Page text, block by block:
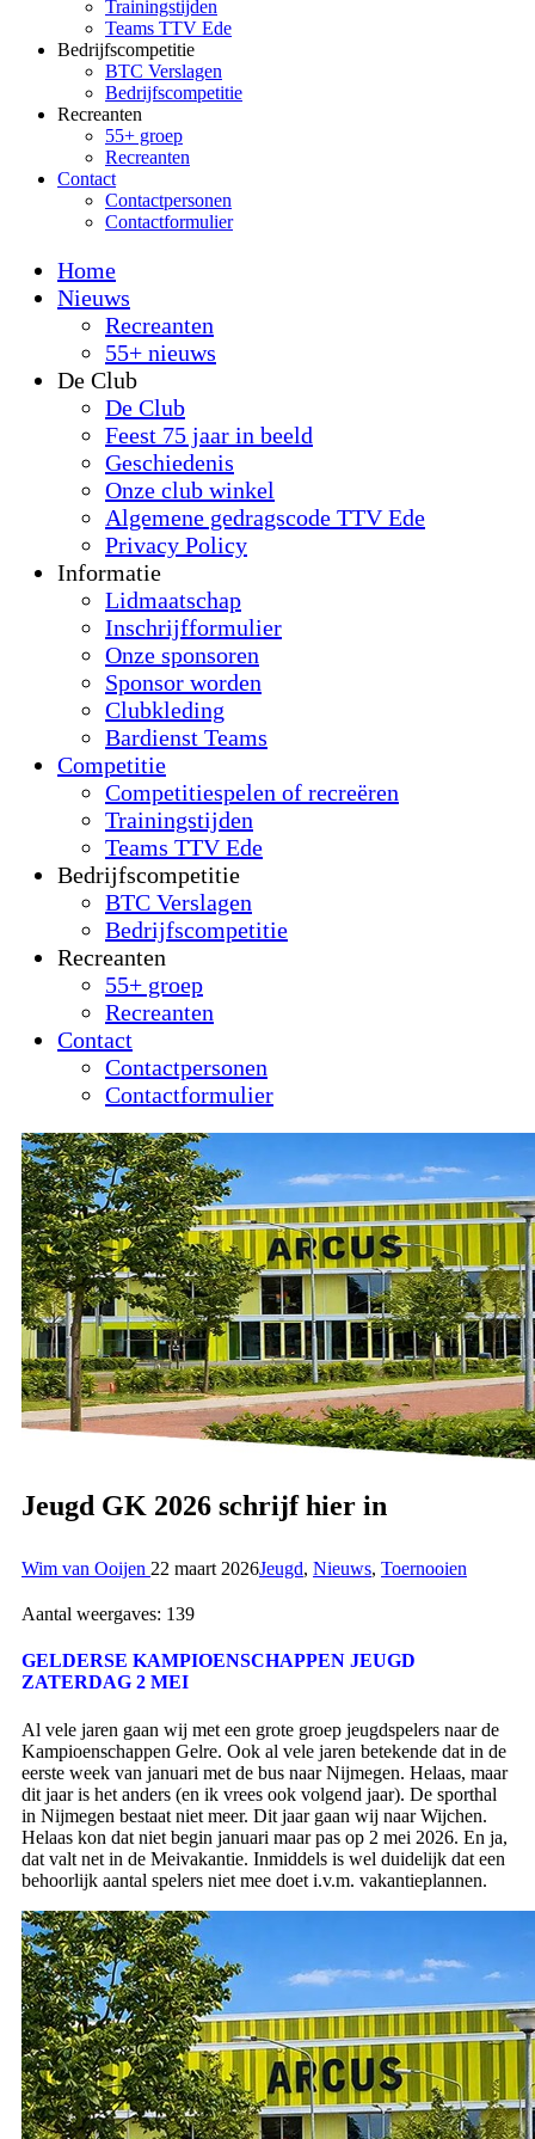
Trainingstijden
Teams TTV Ede
Bedrijfscompetitie
BTC Verslagen
Bedrijfscompetitie
Recreanten
55+ groep
Recreanten
Contact
Contactpersonen
Contactformulier
Home
Nieuws
Recreanten
55+ nieuws
De Club
De Club
Feest 75 jaar in beeld
Geschiedenis
Onze club winkel
Algemene gedragscode TTV Ede
Privacy Policy
Informatie
Lidmaatschap
Inschrijfformulier
Onze sponsoren
Sponsor worden
Clubkleding
Bardienst Teams
Competitie
Competitiespelen of recreëren
Trainingstijden
Teams TTV Ede
Bedrijfscompetitie
BTC Verslagen
Bedrijfscompetitie
Recreanten
55+ groep
Recreanten
Contact
Contactpersonen
Contactformulier
Jeugd GK 2026 schrijf hier in
Wim van Ooijen 22 maart 2026Jeugd, Nieuws, Toernooien
Aantal weergaves: 139
GELDERSE KAMPIOENSCHAPPEN JEUGD
ZATERDAG 2 MEI
Al vele jaren gaan wij met een grote groep jeugdspelers naar de
Kampioenschappen Gelre. Ook al vele jaren betekende dat in de
eerste week van januari met de bus naar Nijmegen. Helaas, maar
dit jaar is het anders (en ik vrees ook volgend jaar). De sporthal
in Nijmegen bestaat niet meer. Dit jaar gaan wij naar Wijchen.
Helaas kon dat niet begin januari maar pas op 2 mei 2026. En ja,
dat valt net in de Meivakantie. Inmiddels is wel duidelijk dat een
behoorlijk aantal spelers niet mee doet i.v.m. vakantieplannen.